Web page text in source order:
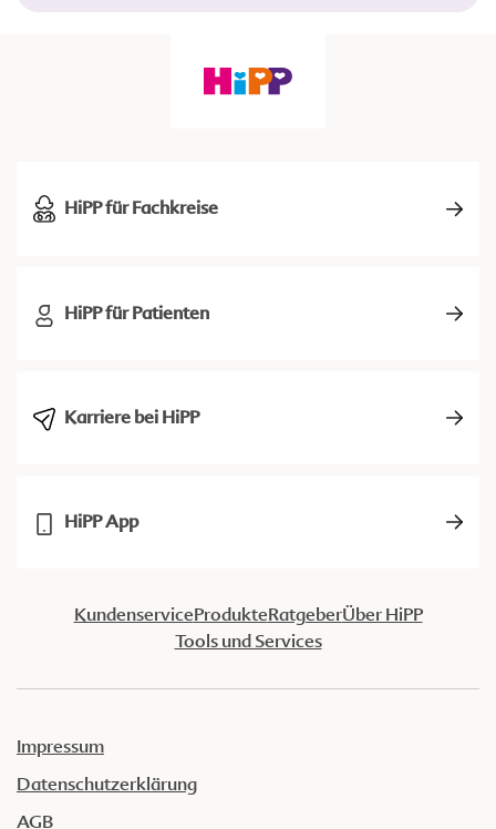
HiPP für Fachkreise
HiPP für Patienten
Karriere bei HiPP
HiPP App
KundenserviceProdukteRatgeberÜber HiPP
Tools und Services
Impressum
Datenschutzerklärung
AGB